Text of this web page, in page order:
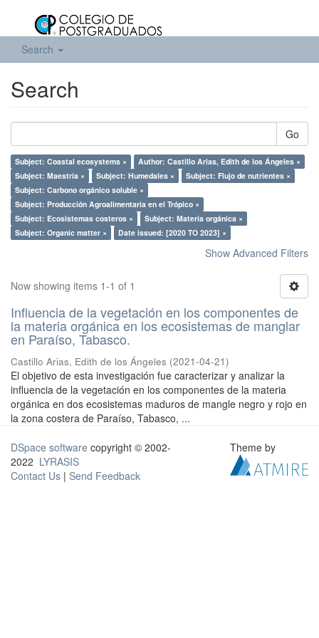
Search
Search
Go
Subject: Coastal ecosystems ×
Author: Castillo Arias, Edith de los Ángeles ×
Subject: Maestría ×
Subject: Humedales ×
Subject: Flujo de nutrientes ×
Subject: Carbono orgánico soluble ×
Subject: Producción Agroalimentaria en el Trópico ×
Subject: Ecosistemas costeros ×
Subject: Materia orgánica ×
Subject: Organic matter ×
Date issued: [2020 TO 2023] ×
Show Advanced Filters
Now showing items 1-1 of 1
Influencia de la vegetación en los componentes de
la materia orgánica en los ecosistemas de manglar
en Paraíso, Tabasco.
Castillo Arias, Edith de los Ángeles (2021-04-21)
El objetivo de esta investigación fue caracterizar y analizar la
influencia de la vegetación en los componentes de la materia
orgánica en dos ecosistemas maduros de mangle negro y rojo en
la zona costera de Paraíso, Tabasco, ...
DSpace software copyright © 2002-
2022 LYRASIS
Contact Us | Send Feedback
Theme by